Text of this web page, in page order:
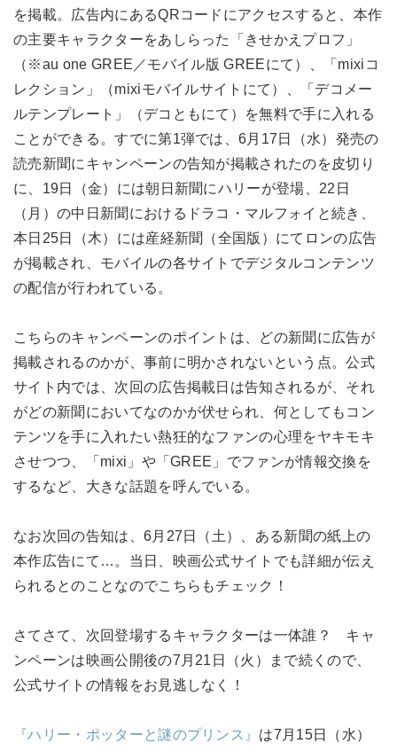
を掲載。広告内にあるQRコードにアクセスすると、本作
の主要キャラクターをあしらった「きせかえプロフ」
（※au one GREE／モバイル版 GREEにて）、「mixiコ
レクション」（mixiモバイルサイトにて）、「デコメー
ルテンプレート」（デコともにて）を無料で手に入れる
ことができる。すでに第1弾では、6月17日（水）発売の
読売新聞にキャンペーンの告知が掲載されたのを皮切り
に、19日（金）には朝日新聞にハリーが登場、22日
（月）の中日新聞におけるドラコ・マルフォイと続き、
本日25日（木）には産経新聞（全国版）にてロンの広告
が掲載され、モバイルの各サイトでデジタルコンテンツ
の配信が行われている。
こちらのキャンペーンのポイントは、どの新聞に広告が
掲載されるのかが、事前に明かされないという点。公式
サイト内では、次回の広告掲載日は告知されるが、それ
がどの新聞においてなのかが伏せられ、何としてもコン
テンツを手に入れたい熱狂的なファンの心理をヤキモキ
させつつ、「mixi」や「GREE」でファンが情報交換を
するなど、大きな話題を呼んでいる。
なお次回の告知は、6月27日（土）、ある新聞の紙上の
本作広告にて…。当日、映画公式サイトでも詳細が伝え
られるとのことなのでこちらもチェック！
さてさて、次回登場するキャラクターは一体誰？ キャ
ンペーンは映画公開後の7月21日（火）まで続くので、
公式サイトの情報をお見逃しなく！
『ハリー・ポッターと謎のプリンス』 は7月15日（水）